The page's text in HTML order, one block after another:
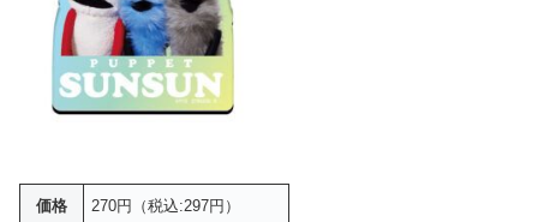
価格 270円（税込:297円）